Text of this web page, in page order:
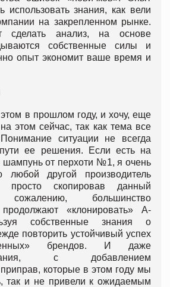
использовать знания, как вели
на закрепленном рынке.
сделать анализ, на основе
собственные силы и
опыт экономит ваше время и
в прошлом году, и хочу, еще
этом сейчас, так как тема все
ситуации не всегда
ее решения. Если есть на
шампунь от перхоти №1, я очень
любой другой производитель
просто скопировав данный
большинство
продолжают «клонировать» А-
собственные знания о
повторить устойчивый успех
брендов. И даже
с добавлением
приправ, которые в этом году мы
так и не привели к ожидаемым